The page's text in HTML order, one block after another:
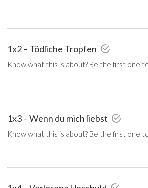
1x2 – Tödliche Tropfen
Know what this is about? Be the first one
1x3 – Wenn du mich liebst
Know what this is about? Be the first one